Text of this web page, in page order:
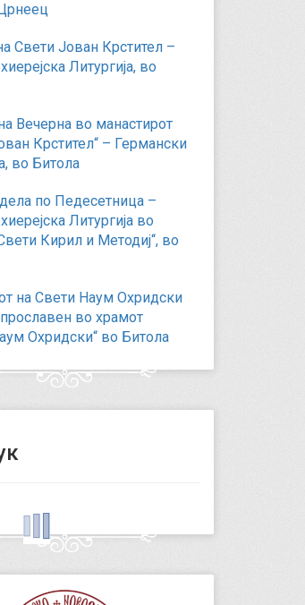
Свети Јован Крстител –
Литургија, во
Вечерна во манастирот
Крстител“ – Германски
во Битола
по Педесетница –
Литургија во
Кирил и Методиј“, во
на Свети Наум Охридски
во храмот
Охридски“ во Битола